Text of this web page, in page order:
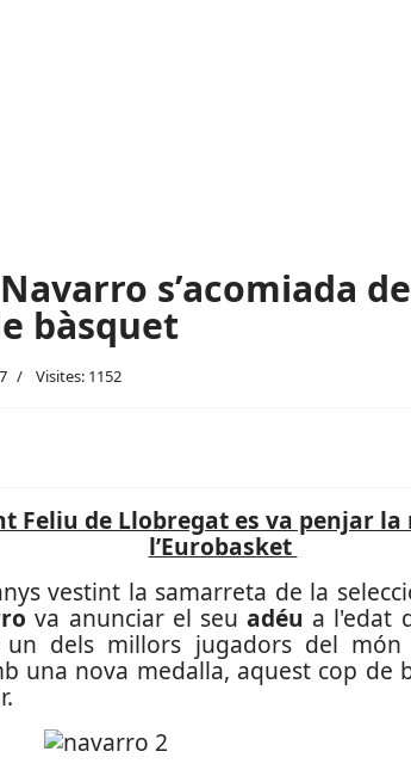
s’acomiada
bàsquet
Visites: 1152
Feliu de Llobregat es va penjar
l’Eurobasket
vestint la samarreta de la
va anunciar el seuadéu a l'edat
dels millors jugadors del món
una nova medalla, aquest cop de